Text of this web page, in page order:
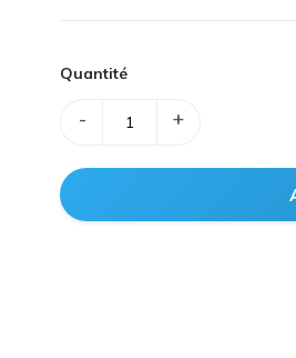
Quantité
- +